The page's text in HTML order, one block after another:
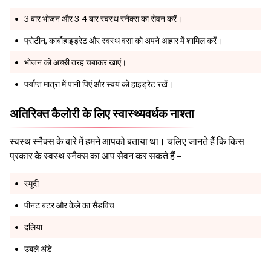
3 बार भोजन और 3-4 बार स्वस्थ स्नैक्स का सेवन करें।
प्रोटीन, कार्बोहाइड्रेट और स्वस्थ वसा को अपने आहार में शामिल करें।
भोजन को अच्छी तरह चबाकर खाएं।
पर्याप्त मात्रा में पानी पिएं और स्वयं को हाइड्रेट रखें।
अतिरिक्त कैलोरी के लिए स्वास्थ्यवर्धक नाश्ता
स्वस्थ स्नैक्स के बारे में हमने आपको बताया था। चलिए जानते हैं कि किस
प्रकार के स्वस्थ स्नैक्स का आप सेवन कर सकते हैं –
स्मूदी
पीनट बटर और केले का सैंडविच
दलिया
उबले अंडे